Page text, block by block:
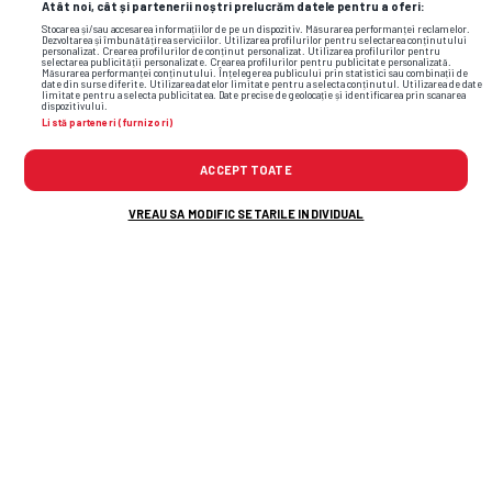
Atât noi, cât și partenerii noștri prelucrăm datele pentru a oferi:
Stocarea și/sau accesarea informațiilor de pe un dispozitiv. Măsurarea performanței reclamelor.
Dezvoltarea și îmbunătățirea serviciilor. Utilizarea profilurilor pentru selectarea conținutului
personalizat. Crearea profilurilor de conținut personalizat. Utilizarea profilurilor pentru
selectarea publicității personalizate. Crearea profilurilor pentru publicitate personalizată.
Măsurarea performanței conținutului. Înțelegerea publicului prin statistici sau combinații de
date din surse diferite. Utilizarea datelor limitate pentru a selecta conținutul. Utilizarea de date
limitate pentru a selecta publicitatea. Date precise de geolocație și identificarea prin scanarea
dispozitivului.
Listă parteneri (furnizori)
ACCEPT TOATE
VREAU SA MODIFIC SETARILE INDIVIDUAL